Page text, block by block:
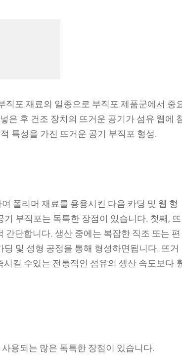
직포 재료의 일종으로 부직포 제품군에서 중
은 후 건조 장치의 뜨거운 공기가 섬유 웹에
특성을 가진 뜨거운 공기 부직포 형성.
폴리머 재료를 용융시킨 다음 카딩 및 웹 형
부직포는 독특한 장점이 있습니다. 첫째, 뜨
단합니다. 생산 중에는 복잡한 직조 또는 편
및 성형 공정을 통해 형성하면됩니다. 뜨거
킬 수있는 전통적인 섬유의 생산 속도보다
용되는 많은 독특한 장점이 있습니다.